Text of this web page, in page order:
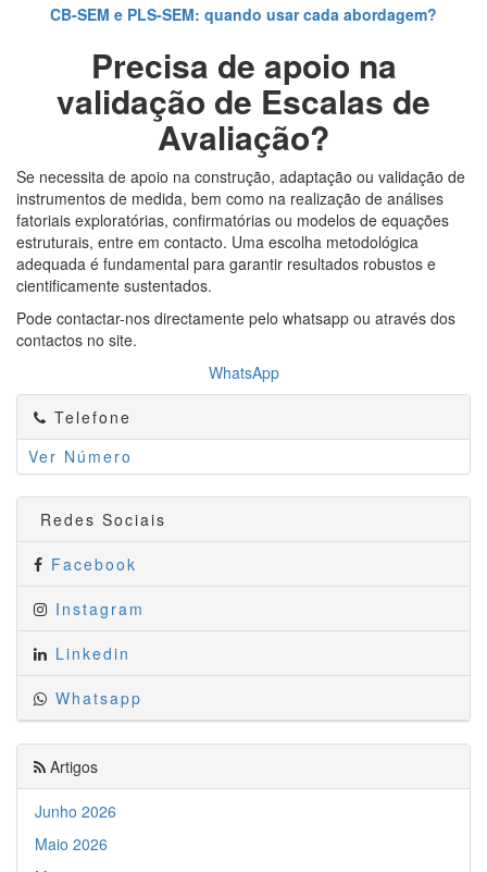
CB-SEM e PLS-SEM: quando usar cada abordagem?
Precisa de apoio na
validação de Escalas de
Avaliação?
Se necessita de apoio na construção, adaptação ou validação de
instrumentos de medida, bem como na realização de análises
fatoriais exploratórias, confirmatórias ou modelos de equações
estruturais, entre em contacto. Uma escolha metodológica
adequada é fundamental para garantir resultados robustos e
cientificamente sustentados.
Pode contactar-nos directamente pelo whatsapp ou através dos
contactos no site.
WhatsApp
Telefone
Ver Número
Redes Sociais
Facebook
Instagram
Linkedin
Whatsapp
Artigos
Junho 2026
Maio 2026